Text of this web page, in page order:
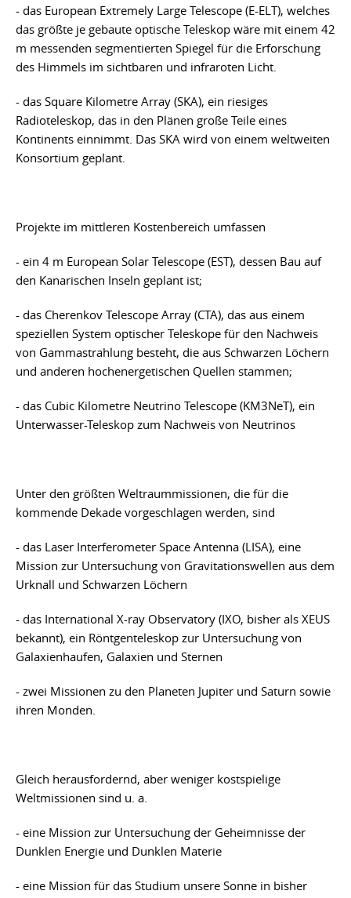
- das European Extremely Large Telescope (E-ELT), welches
das größte je gebaute optische Teleskop wäre mit einem 42
m messenden segmentierten Spiegel für die Erforschung
des Himmels im sichtbaren und infraroten Licht.
- das Square Kilometre Array (SKA), ein riesiges
Radioteleskop, das in den Plänen große Teile eines
Kontinents einnimmt. Das SKA wird von einem weltweiten
Konsortium geplant.
Projekte im mittleren Kostenbereich umfassen
- ein 4 m European Solar Telescope (EST), dessen Bau auf
den Kanarischen Inseln geplant ist;
- das Cherenkov Telescope Array (CTA), das aus einem
speziellen System optischer Teleskope für den Nachweis
von Gammastrahlung besteht, die aus Schwarzen Löchern
und anderen hochenergetischen Quellen stammen;
- das Cubic Kilometre Neutrino Telescope (KM3NeT), ein
Unterwasser-Teleskop zum Nachweis von Neutrinos
Unter den größten Weltraummissionen, die für die
kommende Dekade vorgeschlagen werden, sind
- das Laser Interferometer Space Antenna (LISA), eine
Mission zur Untersuchung von Gravitationswellen aus dem
Urknall und Schwarzen Löchern
- das International X-ray Observatory (IXO, bisher als XEUS
bekannt), ein Röntgenteleskop zur Untersuchung von
Galaxienhaufen, Galaxien und Sternen
- zwei Missionen zu den Planeten Jupiter und Saturn sowie
ihren Monden.
Gleich herausfordernd, aber weniger kostspielige
Weltmissionen sind u. a.
- eine Mission zur Untersuchung der Geheimnisse der
Dunklen Energie und Dunklen Materie
- eine Mission für das Studium unsere Sonne in bisher